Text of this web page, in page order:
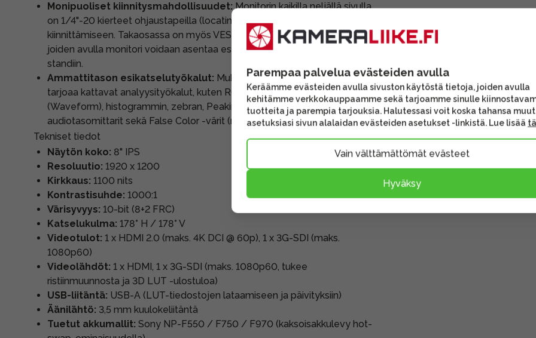
Monipuoliset kiinnitysmahdollisuudet:Monitorin kaikilla neljällä sivulla
on 1/4"-20 kierteet ohjaustapeilla (locating pins) kahvojen tai varusteiden
kiinnittämiseen. Takaosassa on myös VESA 100 x 100 -kiinnityspisteet,
joiden avulla monitori voidaan asentaa esimerkiksi valojalustaan tai C-
standiin.
Ammattitason esikatselutyökalut: Mukautettava käyttöjärjestelmä
tarjoaa kattavat analyysityökalut, kuten RGB- ja Luma-aaltomuodot
(Waveform), histogrammin, zebran, Peaking-tarkennusavun,
audiotasomittarit sekä False Color -värit (mukaan lukien ARRI False Color).
Tekniset tiedot
Näytön koko: 8" IPS
Resoluutio: 1920 x 1200
Kirkkaus: 1100 nits
Kontrastisuhde: 1000:1
Värisyvyys: 10-bit (8+2 FRC)
Katselukulma: 178° H / 178° V
Videotulot: 1 x HDMI 2.0 (maks. 4K DCI @ 60p), 1 x 3G-SDI (maks.
1080p60)
Videolähdöt: 1 x HDMI, 1 x 3G-SDI (maks. 1080p60, tukee
ristiinmuunnosta ja 3D LUT -ulostuloa)
USB-liitäntä: USB-A (LUT-tiedostojen lataamiseen ja päivityksiin)
Äänilähtö: 3,5 mm kuulokeliitäntä
Tuetut akkumallit: Sony NP-F550 / F750 / F970 (kaksoisakkulevy hot-
Parempaa palvelua evästeiden avulla
Keräämme evästeiden avulla sivuston käytöstä tietoja, joiden avulla
kehitämme verkkokauppaamme sekä tarjoamme sinulle
tuotteita ja parempia tarjouksia. Halutessasi voit koska tahansa
asetuksiasi sivun alalaidan evästeiden asetukset -linkistä. Lue lisää
Vain välttämättömät evästeet
Hyväksy